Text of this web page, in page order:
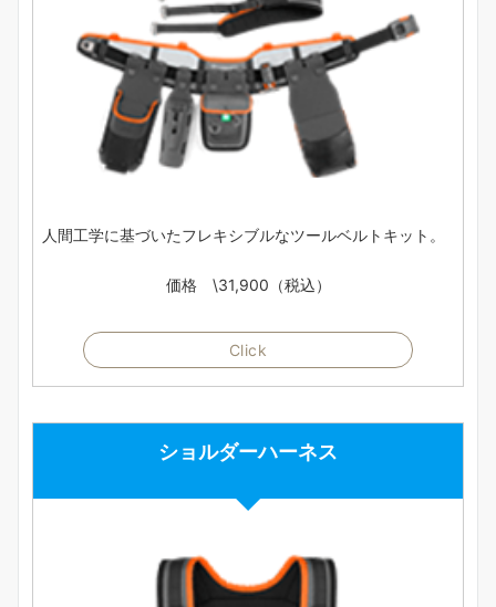
人間工学に基づいたフレキシブルなツールベルトキット。
価格 \31,900（税込）
Click
ショルダーハーネス